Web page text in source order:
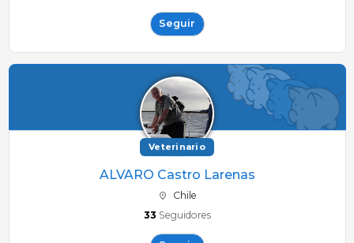
Seguir
Veterinario
ALVARO Castro Larenas
Chile
33 Seguidores